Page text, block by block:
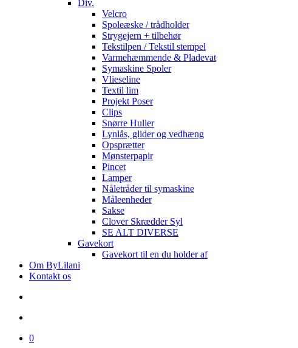
Div.
Velcro
Spoleæske / trådholder
Strygejern + tilbehør
Tekstilpen / Tekstil stempel
Varmehæmmende & Pladevat
Symaskine Spoler
Vlieseline
Textil lim
Projekt Poser
Clips
Snørre Huller
Lynlås, glider og vedhæng
Opsprætter
Mønsterpapir
Pincet
Lamper
Nåletråder til symaskine
Måleenheder
Sakse
Clover Skrædder Syl
SE ALT DIVERSE
Gavekort
Gavekort til en du holder af
Om ByLilani
Kontakt os
0